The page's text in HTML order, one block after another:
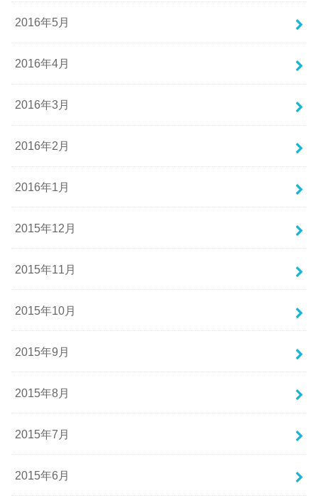
2016年5月
2016年4月
2016年3月
2016年2月
2016年1月
2015年12月
2015年11月
2015年10月
2015年9月
2015年8月
2015年7月
2015年6月